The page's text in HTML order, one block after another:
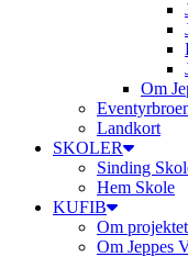
Om
Landkort
SKOLER
Sinding
Hem Skole
KUFIB
Om projektet
Om Jeppes